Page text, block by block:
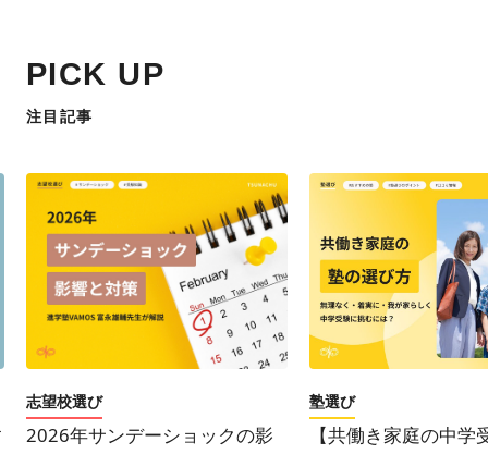
PICK UP
注目記事
志望校選び
2026年サンデーショックの影
塾選び
【共働き家庭の中学